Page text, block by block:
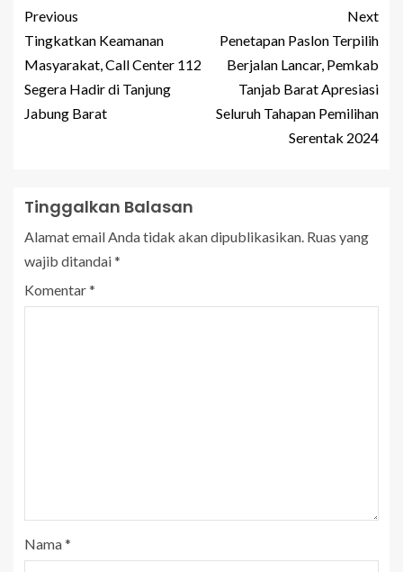
Previous
Tingkatkan Keamanan
Masyarakat, Call Center 112
Segera Hadir di Tanjung
Jabung Barat
Next
Penetapan Paslon Terpilih
Berjalan Lancar, Pemkab
Tanjab Barat Apresiasi
Seluruh Tahapan Pemilihan
Serentak 2024
Tinggalkan Balasan
Alamat email Anda tidak akan dipublikasikan. Ruas yang
wajib ditandai*
Komentar*
Nama*